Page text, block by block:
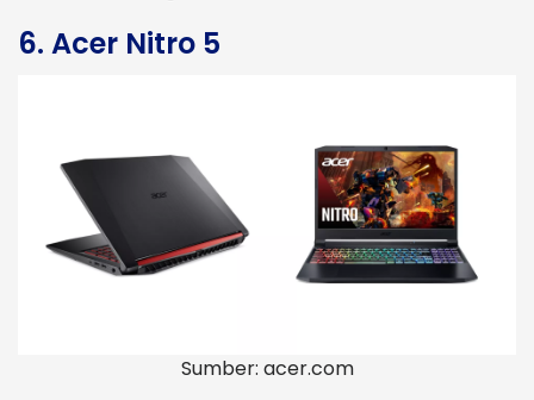
6. Acer Nitro 5
Sumber: acer.com